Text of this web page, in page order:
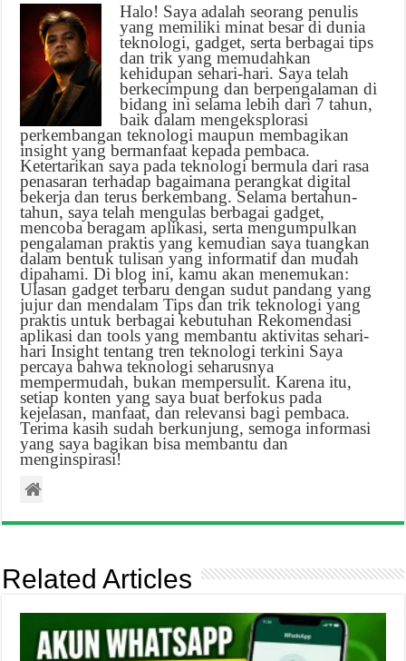
Halo! Saya adalah seorang penulis
yang memiliki minat besar di dunia
teknologi, gadget, serta berbagai tips
dan trik yang memudahkan
kehidupan sehari-hari. Saya telah
berkecimpung dan berpengalaman di
bidang ini selama lebih dari 7 tahun,
baik dalam mengeksplorasi
perkembangan teknologi maupun membagikan
insight yang bermanfaat kepada pembaca.
Ketertarikan saya pada teknologi bermula dari rasa
penasaran terhadap bagaimana perangkat digital
bekerja dan terus berkembang. Selama bertahun-
tahun, saya telah mengulas berbagai gadget,
mencoba beragam aplikasi, serta mengumpulkan
pengalaman praktis yang kemudian saya tuangkan
dalam bentuk tulisan yang informatif dan mudah
dipahami. Di blog ini, kamu akan menemukan:
Ulasan gadget terbaru dengan sudut pandang yang
jujur dan mendalam Tips dan trik teknologi yang
praktis untuk berbagai kebutuhan Rekomendasi
aplikasi dan tools yang membantu aktivitas sehari-
hari Insight tentang tren teknologi terkini Saya
percaya bahwa teknologi seharusnya
mempermudah, bukan mempersulit. Karena itu,
setiap konten yang saya buat berfokus pada
kejelasan, manfaat, dan relevansi bagi pembaca.
Terima kasih sudah berkunjung, semoga informasi
yang saya bagikan bisa membantu dan
menginspirasi!
Related Articles